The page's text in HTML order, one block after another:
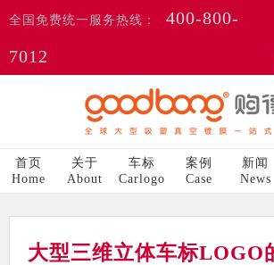
全国免费统一服务热线：
400-800-
7012
首页
Home
关于
About
车标
Carlogo
案例
Case
新闻
News
大型三维立体车标LOGO